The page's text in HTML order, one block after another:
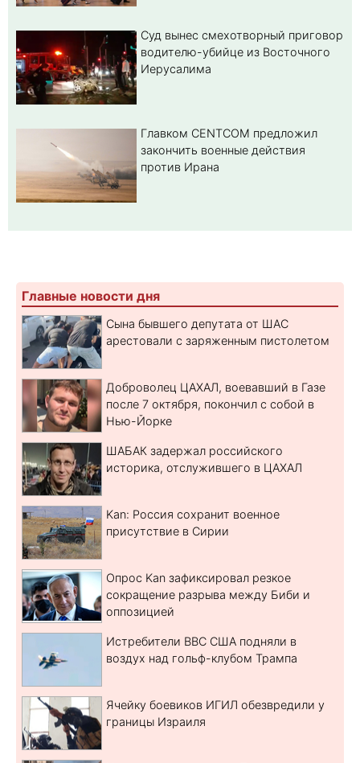
Суд вынес смехотворный приговор
водителю-убийце из Восточного
Иерусалима
Главком CENTCOM предложил
закончить военные действия
против Ирана
Главные новости дня
Сына бывшего депутата от ШАС
арестовали с заряженным пистолетом
Доброволец ЦАХАЛ, воевавший в Газе
после 7 октября, покончил с собой в
Нью-Йорке
ШАБАК задержал российского
историка, отслужившего в ЦАХАЛ
Kan: Россия сохранит военное
присутствие в Сирии
Опрос Kan зафиксировал резкое
сокращение разрыва между Биби и
оппозицией
Истребители ВВС США подняли в
воздух над гольф-клубом Трампа
Ячейку боевиков ИГИЛ обезвредили у
границы Израиля